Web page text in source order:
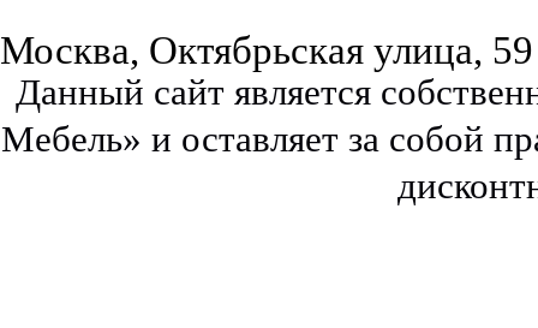
Москва, Октябрьская улица, 59
Данный сайт является
Мебель» и оставляет за собой